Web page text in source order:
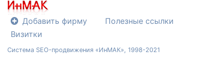
Добавить фирму
Полезные ссылки
Визитки
Система SEO-продвижения «ИнМАК», 1998-2021